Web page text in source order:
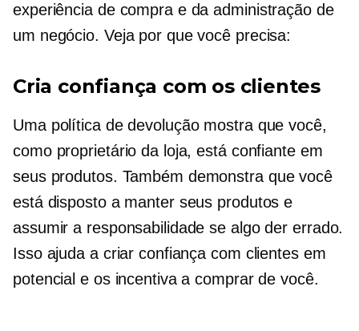
experiência de compra e da administração de
um negócio. Veja por que você precisa:
Cria confiança com os clientes
Uma política de devolução mostra que você,
como proprietário da loja, está confiante em
seus produtos. Também demonstra que você
está disposto a manter seus produtos e
assumir a responsabilidade se algo der errado.
Isso ajuda a criar confiança com clientes em
potencial e os incentiva a comprar de você.